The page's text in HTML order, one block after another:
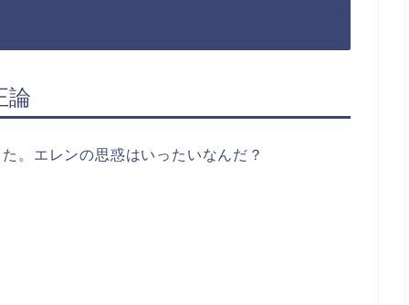
。エレンの思惑はいったいなんだ？